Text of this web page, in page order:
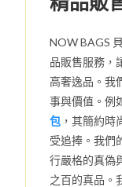
NOW BAGS
品販售服務，
高奢逸品。我
事與價值。例
包 ，其簡約時
受追捧。我們
行嚴格的真偽
之百的真品。